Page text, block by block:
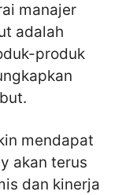
manajer
adalah
produk
mendapat
akan terus
dan kinerja